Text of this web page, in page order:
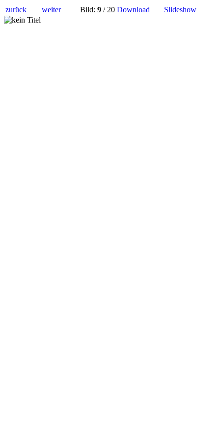
zurück weiter Bild: 9 / 20 Download Slideshow